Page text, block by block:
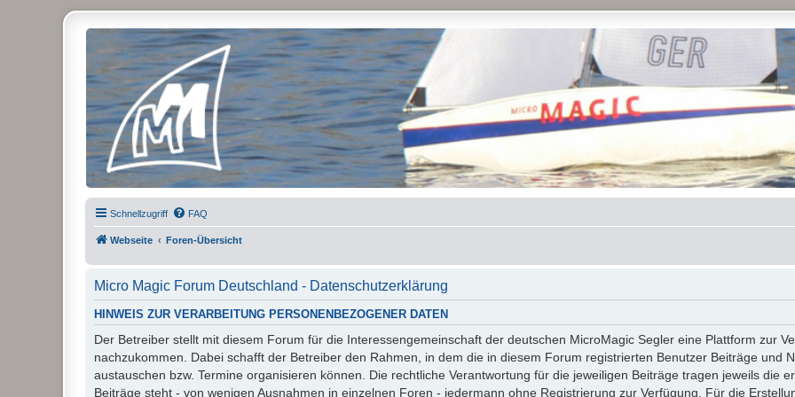
Micro Magic Forum Deutschland
Schnellzugriff FAQ
Webseite Foren-Übersicht
Micro Magic Forum Deutschland - Datenschutzerklärung
HINWEIS ZUR VERARBEITUNG PERSONENBEZOGENER DATEN
Der Betreiber stellt mit diesem Forum für die Interessengemeinschaft der deutschen MicroMagic Segler eine Plattform zur
nachzukommen. Dabei schafft der Betreiber den Rahmen, in dem die in diesem Forum registrierten Benutzer Beiträge und
austauschen bzw. Termine organisieren können. Die rechtliche Verantwortung für die jeweiligen Beiträge tragen jeweils die
Beiträge steht - von wenigen Ausnahmen in einzelnen Foren - jedermann ohne Registrierung zur Verfügung. Für die